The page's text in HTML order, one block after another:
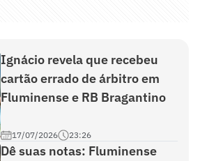
Ignácio revela que recebeu
cartão errado de árbitro em
Fluminense e RB Bragantino
17/07/2026 23:26
Dê suas notas: Fluminense